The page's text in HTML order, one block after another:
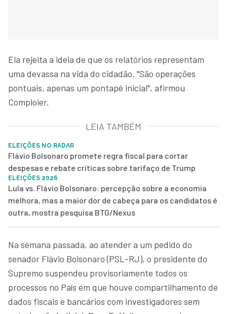
Ela rejeita a ideia de que os relatórios representam
uma devassa na vida do cidadão. "São operações
pontuais, apenas um pontapé inicial", afirmou
Comploier.
LEIA TAMBÉM
ELEIÇÕES NO RADAR
Flávio Bolsonaro promete regra fiscal para cortar
despesas e rebate críticas sobre tarifaço de Trump
ELEIÇÕES 2026
Lula vs. Flávio Bolsonaro: percepção sobre a economia
melhora, mas a maior dor de cabeça para os candidatos é
outra, mostra pesquisa BTG/Nexus
Na semana passada, ao atender a um pedido do
senador Flávio Bolsonaro (PSL-RJ), o presidente do
Supremo suspendeu provisoriamente todos os
processos no País em que houve compartilhamento de
dados fiscais e bancários com investigadores sem